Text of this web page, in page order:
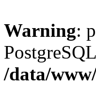
Warning:
/data/